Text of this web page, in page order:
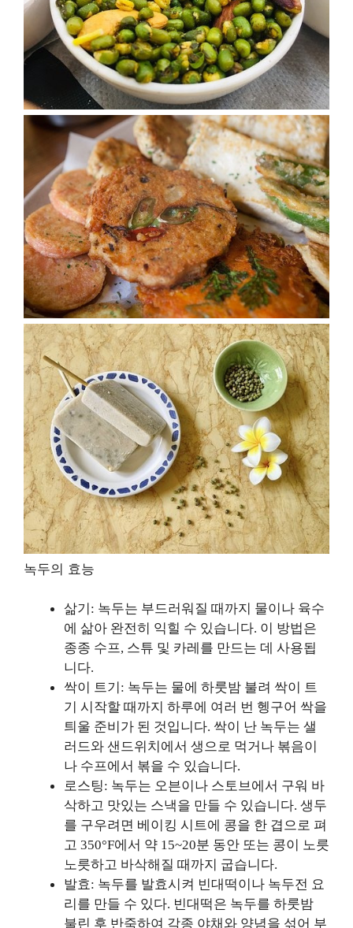
녹두의 효능
삶기: 녹두는 부드러워질 때까지 물이나 육수
에 삶아 완전히 익힐 수 있습니다. 이 방법은
종종 수프, 스튜 및 카레를 만드는 데 사용됩
니다.
싹이 트기: 녹두는 물에 하룻밤 불려 싹이 트
기 시작할 때까지 하루에 여러 번 헹구어 싹을
틔울 준비가 된 것입니다. 싹이 난 녹두는 샐
러드와 샌드위치에서 생으로 먹거나 볶음이
나 수프에서 볶을 수 있습니다.
로스팅: 녹두는 오븐이나 스토브에서 구워 바
삭하고 맛있는 스낵을 만들 수 있습니다. 생두
를 구우려면 베이킹 시트에 콩을 한 겹으로 펴
고 350°F에서 약 15~20분 동안 또는 콩이 노릇
노릇하고 바삭해질 때까지 굽습니다.
발효: 녹두를 발효시켜 빈대떡이나 녹두전 요
리를 만들 수 있다. 빈대떡은 녹두를 하룻밤
불린 후 반죽하여 각종 야채와 양념을 섞어 부